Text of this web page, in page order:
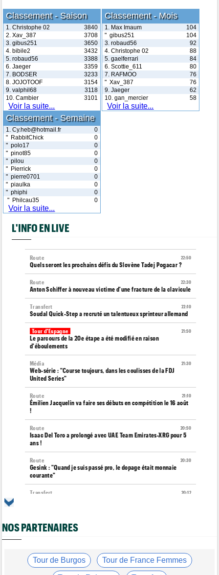
Classement - Saison
1. Christophe 02
3840
2. Xav_387
3708
3. gibus251
3650
4. bibile2
3432
5. robaud56
3388
6. Jaeger
3359
7. BODSER
3233
8. JOJOTOOF
3154
9. valphil68
3118
10. Cambier
3101
Voir la suite...
Classement - Mois
1. Max Imaum
104
" gibus251
104
3. robaud56
92
4. Christophe 02
88
5. gaelferrari
84
6. Scottie_611
80
7. RAFMOO
76
" Xav_387
76
9. Jaeger
62
10. gan_mercier
58
Voir la suite...
Classement - Semaine
1. Cy.heb@hotmail.fr
0
" RabbitChick
0
" polo17
0
" pinot85
0
" pilou
0
" Pierrick
0
" pierre0701
0
" piaulka
0
" phiphi
0
" Philcau35
0
Voir la suite...
L'INFO EN LIVE
22:50
Route
Quels seront les prochains défis du Slovène Tadej Pogacar ?
22:30
Route
Anton Schiffer à nouveau victime d'une fracture de la clavicule
22:10
Transfert
Soudal Quick-Step a recruté un talentueux sprinteur allemand
21:50
Tour d'Espagne
Le parcours de la 20e étape a été modifié en raison
d'éboulements
21:30
Média
Web-série : "Course toujours, dans les coulisses de la FDJ
United Series"
21:10
Route
Émilien Jacquelin va faire ses débuts en compétition le 16 août
!
20:50
Route
Isaac Del Toro a prolongé avec UAE Team Emirates-XRG pour 5
ans !
20:30
Route
Gesink : "Quand je suis passé pro, le dopage était monnaie
courante"
20:12
Transfert
Transfert
Lotto-Intermarché fait passer pro trois jeunes de sa formation
Kasia Niewiadoma : "C'est tellement génial d'être cycliste"
NOS PARTENAIRES
Tour de Burgos Tour de France Femmes